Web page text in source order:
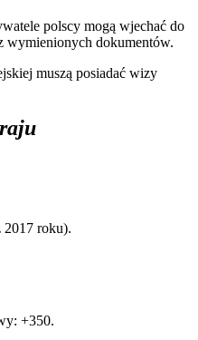
polscy mogą wjechać do
wymienionych dokumentów.
muszą posiadać wizy
2017 roku).
+350.